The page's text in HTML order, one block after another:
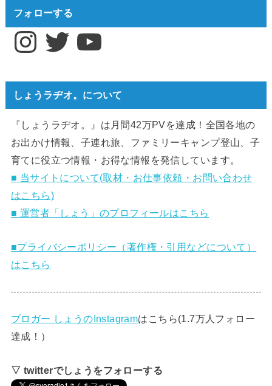
フォローする
InstagramTwitter YouTube
しょうラヂオ。について
『しょうラヂオ。』は月間42万PVを達成！全国各地の
お出かけ情報、子連れ旅、ファミリーキャンプ登山、子
育てに役立つ情報・お得な情報を発信しています。
■ 当サイトについて(取材・お仕事依頼・お問い合わせ
はこちら)
■ 運営者「しょう」のプロフィールはこちら
■プライバシーポリシー（著作権・引用などについて）
はこちら
ブロガー しょうのInstagramはこちら(1.7万人フォロー
達成！）
▽ twitterでしょうをフォローする